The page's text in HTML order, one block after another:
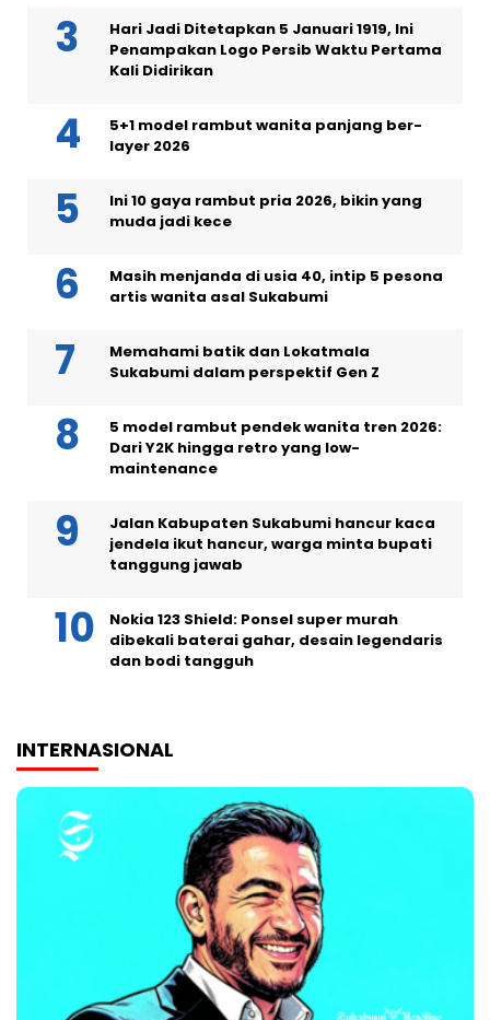
Hari Jadi Ditetapkan 5 Januari 1919, Ini
Penampakan Logo Persib Waktu Pertama
Kali Didirikan
5+1 model rambut wanita panjang ber-
layer 2026
Ini 10 gaya rambut pria 2026, bikin yang
muda jadi kece
Masih menjanda di usia 40, intip 5 pesona
artis wanita asal Sukabumi
Memahami batik dan Lokatmala
Sukabumi dalam perspektif Gen Z
5 model rambut pendek wanita tren 2026:
Dari Y2K hingga retro yang low-
maintenance
Jalan Kabupaten Sukabumi hancur kaca
jendela ikut hancur, warga minta bupati
tanggung jawab
Nokia 123 Shield: Ponsel super murah
dibekali baterai gahar, desain legendaris
dan bodi tangguh
INTERNASIONAL